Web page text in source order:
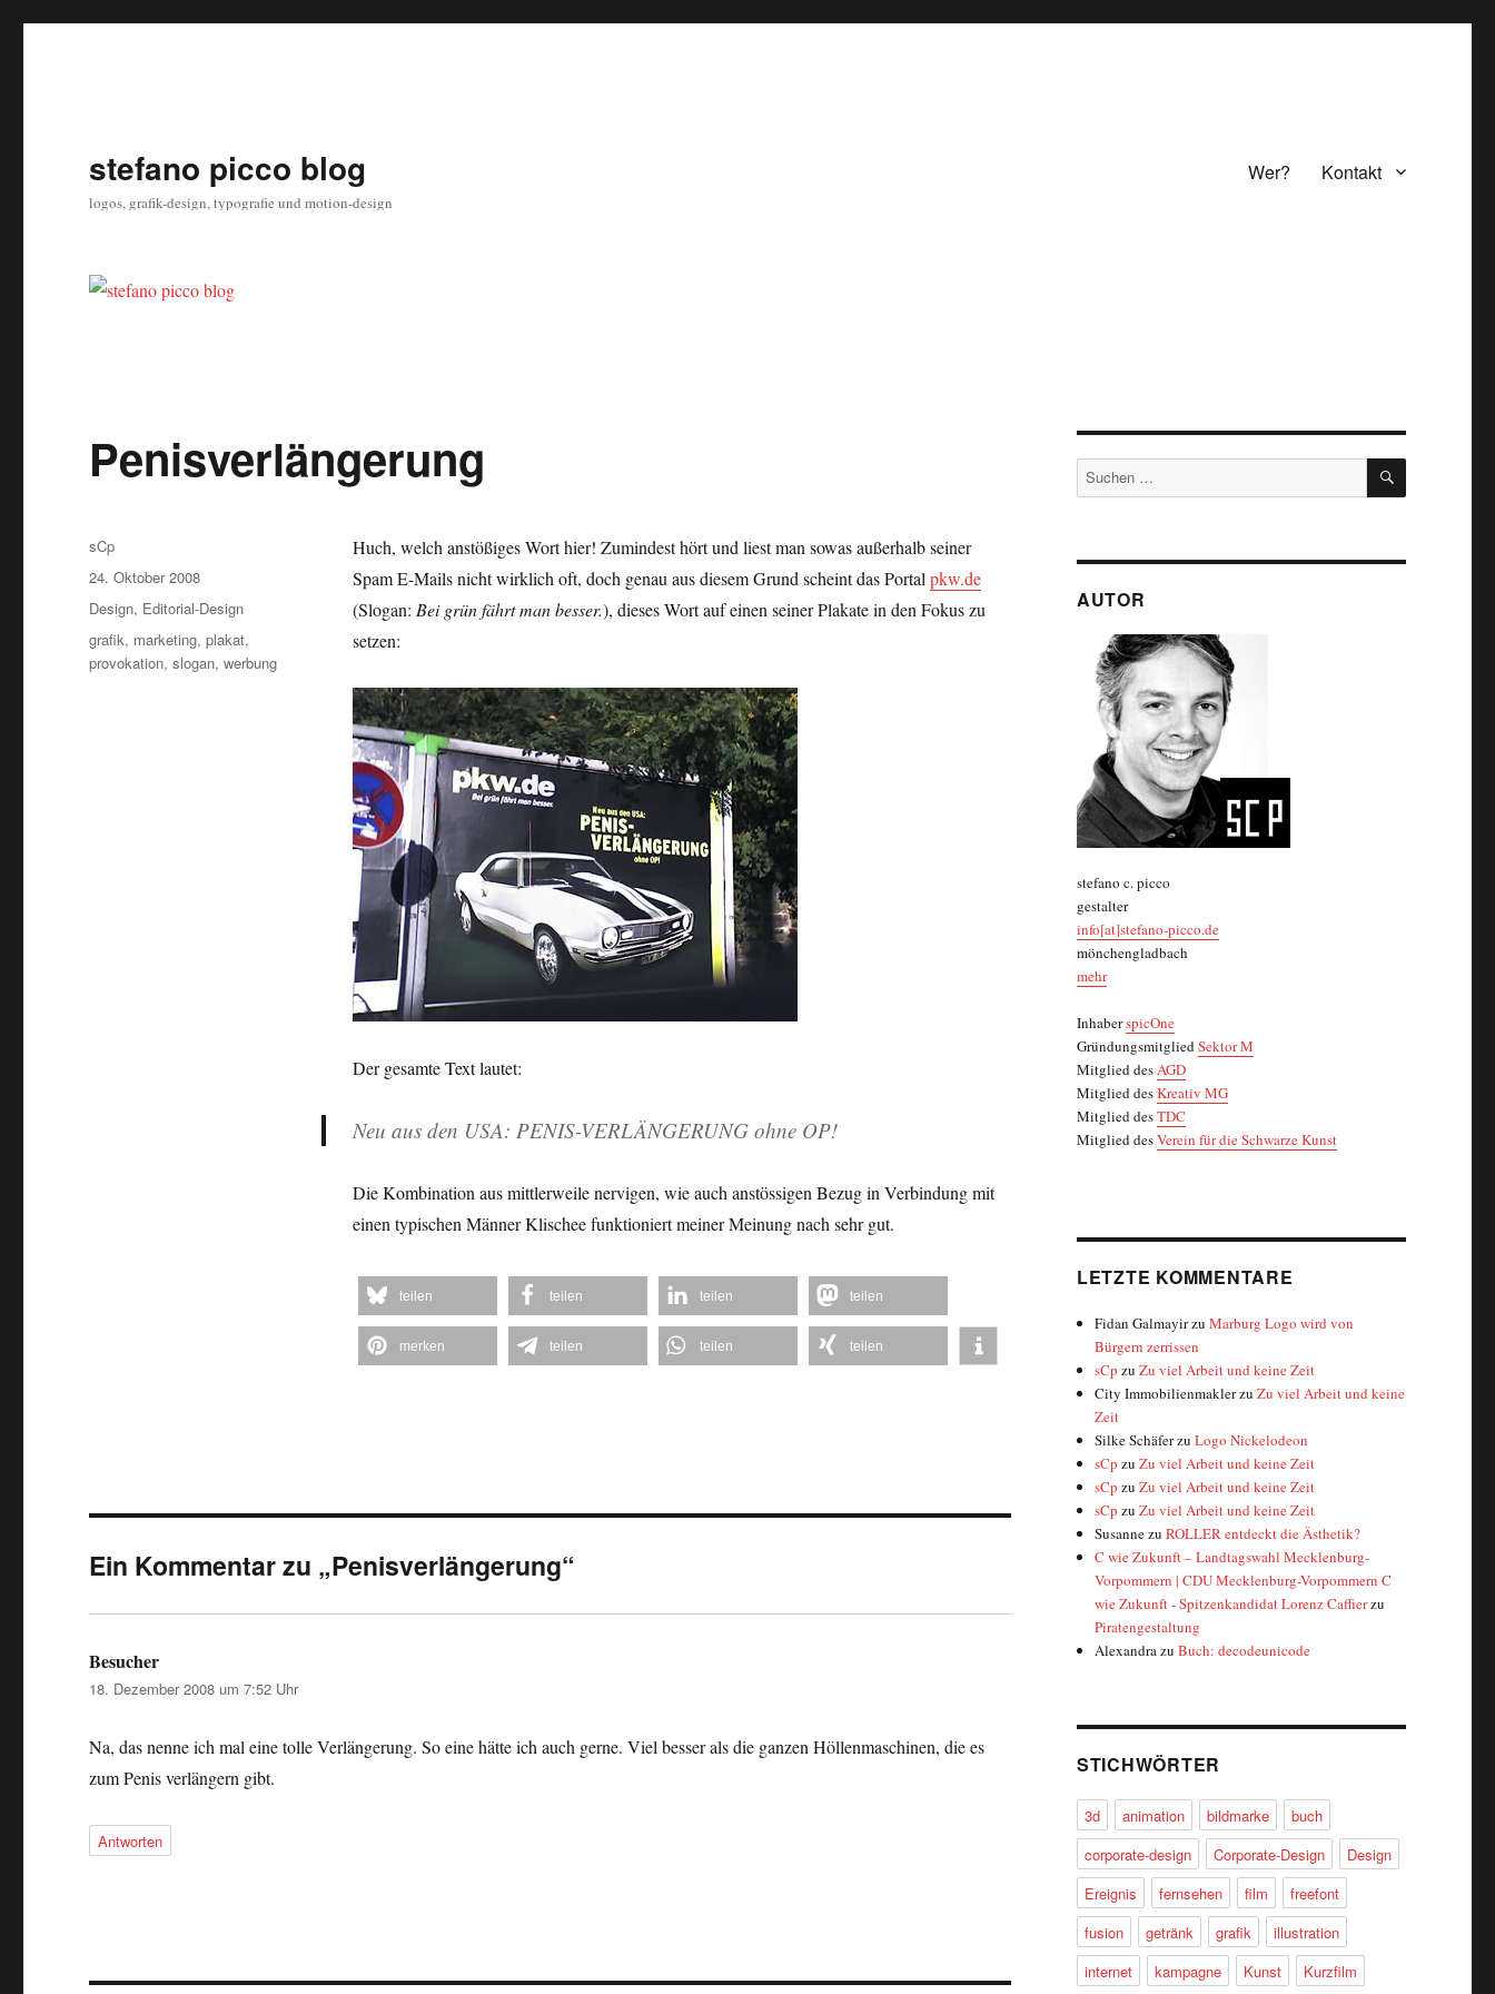
stefano picco blog
logos, grafik-design, typografie und motion-design
Wer? Kontakt
Penisverlängerung
Huch, welch anstößiges Wort hier! Zumindest hört und liest man sowas außerhalb seiner
Spam E-Mails nicht wirklich oft, doch genau aus diesem Grund scheint das Portalpkw.de
(Slogan: Bei grün fährt man besser.), dieses Wort auf einen seiner Plakate in den Fokus zu
setzen:
Der gesamte Text lautet:
Neu aus den USA: PENIS-VERLÄNGERUNG ohne OP!
Die Kombination aus mittlerweile nervigen, wie auch anstössigen Bezug in Verbindung mit
einen typischen Männer Klischee funktioniert meiner Meinung nach sehr gut.
teilen teilen teilen teilen
merken teilen teilen teilen
Autor
sCp
Veröffentlicht
am
24. Oktober 2008
Kategorien
Design, Editorial-Design
Schlagwörter
grafik, marketing,plakat,
provokation,slogan,werbung
Ein Kommentar zu „Penisverlängerung“
Besucher
18. Dezember 2008 um 7:52 Uhr
Na, das nenne ich mal eine tolle Verlängerung. So eine hätte ich auch gerne. Viel besser als die ganzen Höllenmaschinen, die es
zum Penis verlängern gibt.
Antworten
Suchen
nach:
SUCHEN
AUTOR
stefano c. picco
gestalter
info[at]stefano-picco.de
mönchengladbach
mehr
InhaberspicOne
GründungsmitgliedSektor M
Mitglied desAGD
Mitglied desKreativ MG
Mitglied desTDC
Mitglied desVerein für die Schwarze Kunst
LETZTE KOMMENTARE
Fidan GalmayirzuMarburg Logo wird von
Bürgern zerrissen
sCp zuZu viel Arbeit und keine Zeit
City ImmobilienmaklerzuZu viel Arbeit und keine
Zeit
Silke SchäferzuLogo Nickelodeon
sCp zuZu viel Arbeit und keine Zeit
sCp zuZu viel Arbeit und keine Zeit
sCp zuZu viel Arbeit und keine Zeit
SusannezuROLLER entdeckt die Ästhetik?
C wie Zukunft – Landtagswahl Mecklenburg-
Vorpommern | CDU Mecklenburg-Vorpommern C
wie Zukunft - Spitzenkandidat Lorenz Caffierzu
Piratengestaltung
AlexandrazuBuch: decodeunicode
STICHWÖRTER
3d animation bildmarke
buch
corporate-design
Corporate-Design
Design
Ereignis
fernsehen film
freefont
fusion
getränk grafik
illustration
internet
kampagne Kunst
Kurzfilm